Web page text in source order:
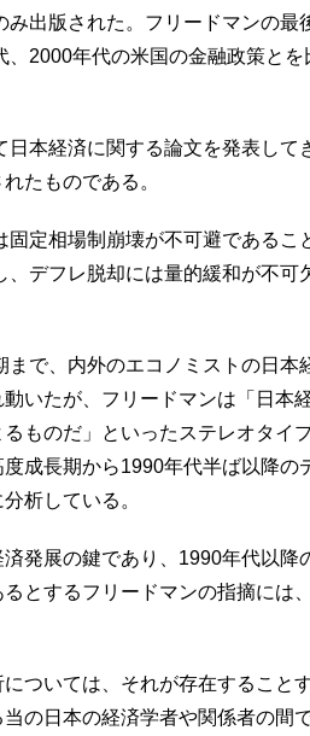
出版された。フリードマンの最
2000年代の米国の金融政策とを
本経済に関する論文を発表して
たものである。
定相場制崩壊が不可避であるこ
デフレ脱却には量的緩和が不可
で、内外のエコノミストの日本
いたが、フリードマンは「日本
ものだ」といったステレオタイ
成長期から1990年代半ば以降の
析している。
発展の鍵であり、1990年代以降
とするフリードマンの指摘には
ついては、それが存在すること
の日本の経済学者や関係者の間